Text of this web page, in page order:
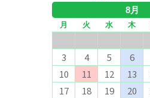
8月
月 火 水 木
3
4 5 6
10
11 12 13
17
18 19 20